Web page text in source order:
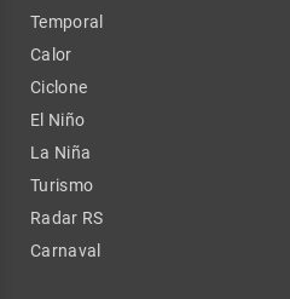
Temporal
Calor
Ciclone
El Niño
La Niña
Turismo
Radar RS
Carnaval